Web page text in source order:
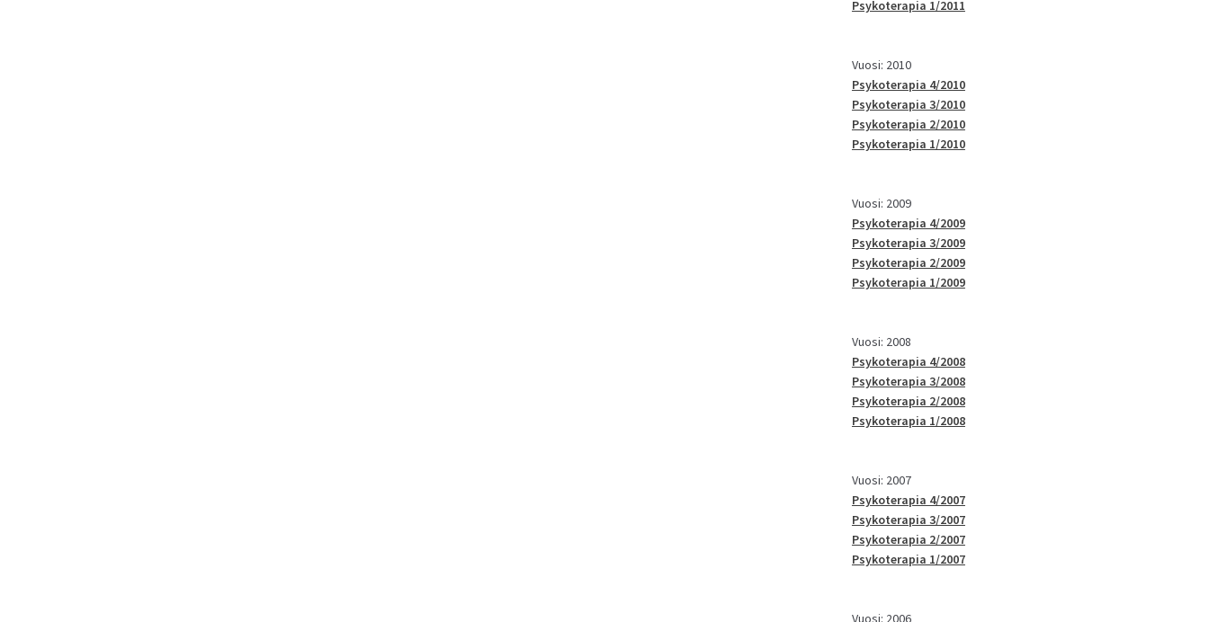
Psykoterapia 1/2011
Vuosi: 2010
Psykoterapia 4/2010
Psykoterapia 3/2010
Psykoterapia 2/2010
Psykoterapia 1/2010
Vuosi: 2009
Psykoterapia 4/2009
Psykoterapia 3/2009
Psykoterapia 2/2009
Psykoterapia 1/2009
Vuosi: 2008
Psykoterapia 4/2008
Psykoterapia 3/2008
Psykoterapia 2/2008
Psykoterapia 1/2008
Vuosi: 2007
Psykoterapia 4/2007
Psykoterapia 3/2007
Psykoterapia 2/2007
Psykoterapia 1/2007
Vuosi: 2006